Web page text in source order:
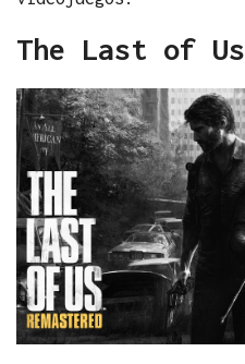
The Last of Us